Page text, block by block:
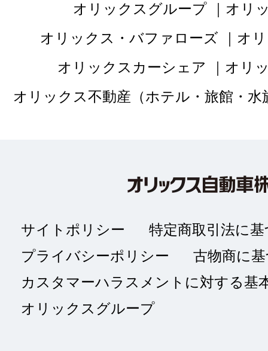
オリックスグループ
オリ
オリックス・バファローズ
オ
オリックスカーシェア
オリ
オリックス不動産（ホテル・旅館・
サイトポリシー
特定商取引法に
プライバシーポリシー
古物商に
カスタマーハラスメントに対する基
オリックスグループ